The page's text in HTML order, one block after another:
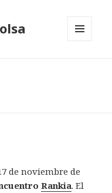
de noviembre de
Rankia. El